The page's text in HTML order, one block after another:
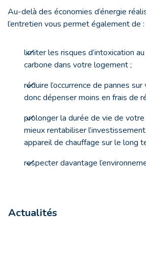
Au-delà des économies d’énergie
l’entretien vous permet également de :
limiter les risques d’intoxication
carbone dans votre logement ;
réduire l’occurrence de pannes
donc dépenser moins en frais de
prolonger la durée de vie de
mieux rentabiliser
appareil de chauffage sur le long
respecter davantage
Actualités